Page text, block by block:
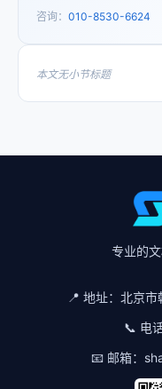
咨询： 010-8530-6624
本文无小节标题
专业的
📍 地址： 北京市
📞 电话
📧 邮箱：